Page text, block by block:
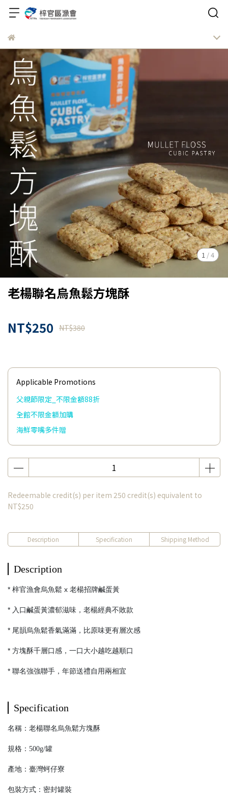
1 /4
老楊聯名烏魚鬆方塊酥
NT$250 NT$380
Applicable Promotions
父親節限定_不限金額88折
全館不限金額加購
海鮮零嘴多件贈
Redeemable credit(s) per item 250 credit(s) equivalent to
NT$250
Description Specification Shipping Method
Description
* 梓官漁會烏魚鬆 x 老楊招牌鹹蛋黃
* 入口鹹蛋黃濃郁滋味，老楊經典不敗款
* 尾韻烏魚鬆香氣滿滿，比原味更有層次感
* 方塊酥千層口感，一口大小越吃越順口
* 聯名強強聯手，年節送禮自用兩相宜
Specification
名稱：老楊聯名烏魚鬆方塊酥
規格： 500g/罐
產地：臺灣蚵仔寮
包裝方式：密封罐裝